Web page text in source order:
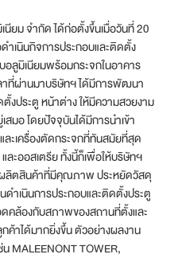
นียม จำกัด ได้ก่อตั้งขึ้นเมื่อวันที่ 20
ำเนินกิจการประกอบและติดตั้ง
อลูมิเนียมพร้อมกระจกในอาคาร
าที่ผ่านมาบริษัทฯ ได้มีการพัฒนา
งประตู หน้าต่าง ให้มีความสวยงาม
สมอ โดยปัจจุบันได้มีการนำเข้า
ละเครื่องตัดกระจกที่ทันสมัยที่สุด
ละออสเตรีย ทั้งนี้ก็เพื่อให้บริษัทฯ
ลิตสินค้าที่มีคุณภาพ ประหยัดวัสดุ
ดำเนินการประกอบและติดตั้งประตู
คล้องกับสภาพของสถานที่ตั้งและ
ค้าได้มากยิ่งขึ้น ตัวอย่างผลงาน
MALEENONT TOWER,